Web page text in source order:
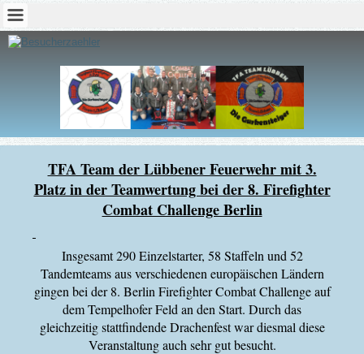
TFA Team der Lübbener Feuerwehr mit 3.
Platz in der Teamwertung bei der 8. Firefighter
Combat Challenge Berlin
Insgesamt 290 Einzelstarter, 58 Staffeln und 52
Tandemteams aus verschiedenen europäischen Ländern
gingen bei der 8. Berlin Firefighter Combat Challenge auf
dem Tempelhofer Feld an den Start. Durch das
gleichzeitig stattfindende Drachenfest war diesmal diese
Veranstaltung auch sehr gut besucht.